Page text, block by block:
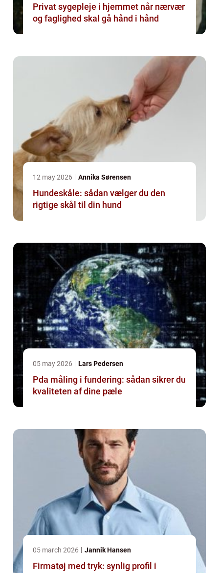
Privat sygepleje i hjemmet når nærvær
og faglighed skal gå hånd i hånd
12 may 2026 Annika Sørensen
Hundeskåle: sådan vælger du den
rigtige skål til din hund
05 may 2026 Lars Pedersen
Pda måling i fundering: sådan sikrer du
kvaliteten af dine pæle
05 march 2026 Jannik Hansen
Firmatøj med tryk: synlig profil i